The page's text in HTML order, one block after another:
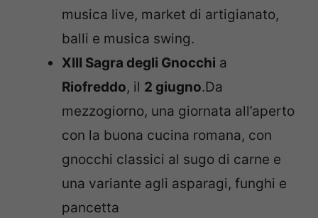
musica live, market di artigianato,
balli e musica swing.
XIII Sagra degli Gnocchi a
Riofreddo, il 2 giugno.Da
mezzogiorno, una giornata all’aperto
con la buona cucina romana, con
gnocchi classici al sugo di carne e
una variante agli asparagi, funghi e
pancetta